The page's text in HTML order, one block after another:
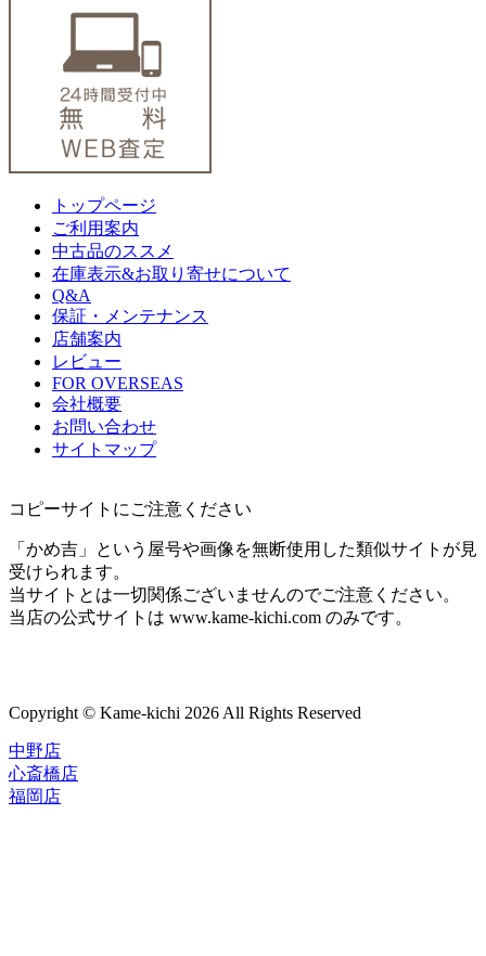
トップページ
ご利用案内
中古品のススメ
在庫表示&お取り寄せについて
Q&A
保証・メンテナンス
店舗案内
レビュー
FOR OVERSEAS
会社概要
お問い合わせ
サイトマップ
コピーサイトにご注意ください
「かめ吉」という屋号や画像を無断使用した類似サイトが見
受けられます。
当サイトとは一切関係ございませんのでご注意ください。
当店の公式サイトは www.kame-kichi.com のみです。
Copyright © Kame-kichi 2026 All Rights Reserved
中野店
心斎橋店
福岡店